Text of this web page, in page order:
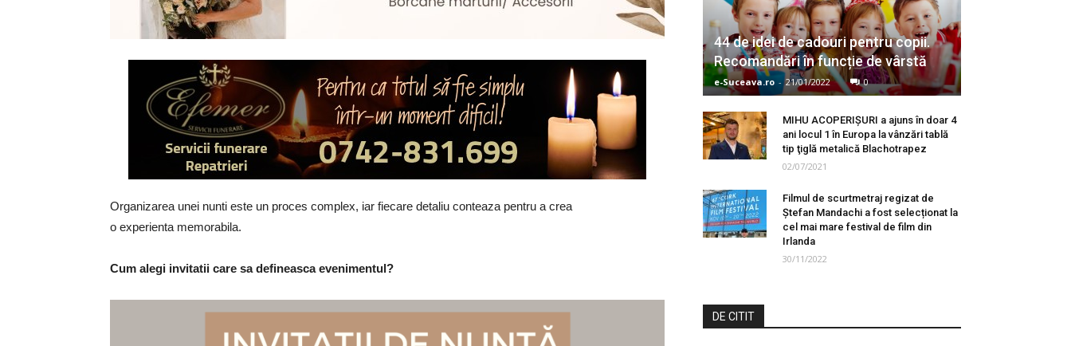
Organizarea unei nunti este un proces complex, iar fiecare detaliu conteaza pentru a crea
o experienta memorabila.
Cum alegi invitatii care sa defineasca evenimentul?
44 de idei de cadouri pentru copii.
Recomandări în funcție de vârstă
e-Suceava.ro - 21/01/2022 0
MIHU ACOPERIŞURI a ajuns în doar 4
ani locul 1 în Europa la vânzări tablă
tip ţiglă metalică Blachotrapez
02/07/2021
Filmul de scurtmetraj regizat de
Ștefan Mandachi a fost selecționat la
cel mai mare festival de film din
Irlanda
30/11/2022
DE CITIT